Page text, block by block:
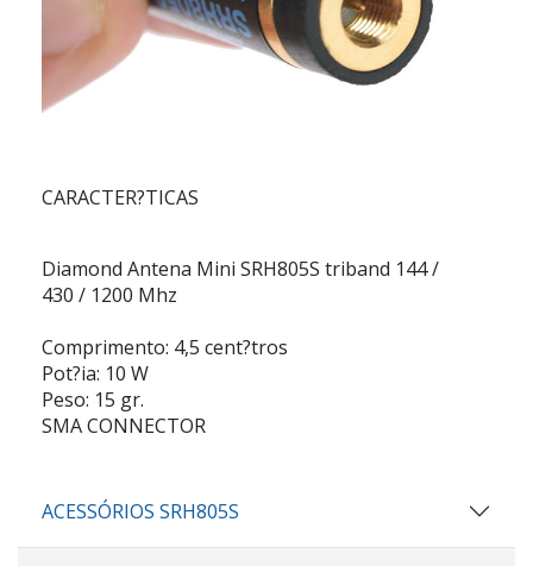
CARACTER?TICAS
Diamond Antena Mini SRH805S triband 144 /
430 / 1200 Mhz
Comprimento: 4,5 cent?tros
Pot?ia: 10 W
Peso: 15 gr.
SMA CONNECTOR
ACESSÓRIOS SRH805S